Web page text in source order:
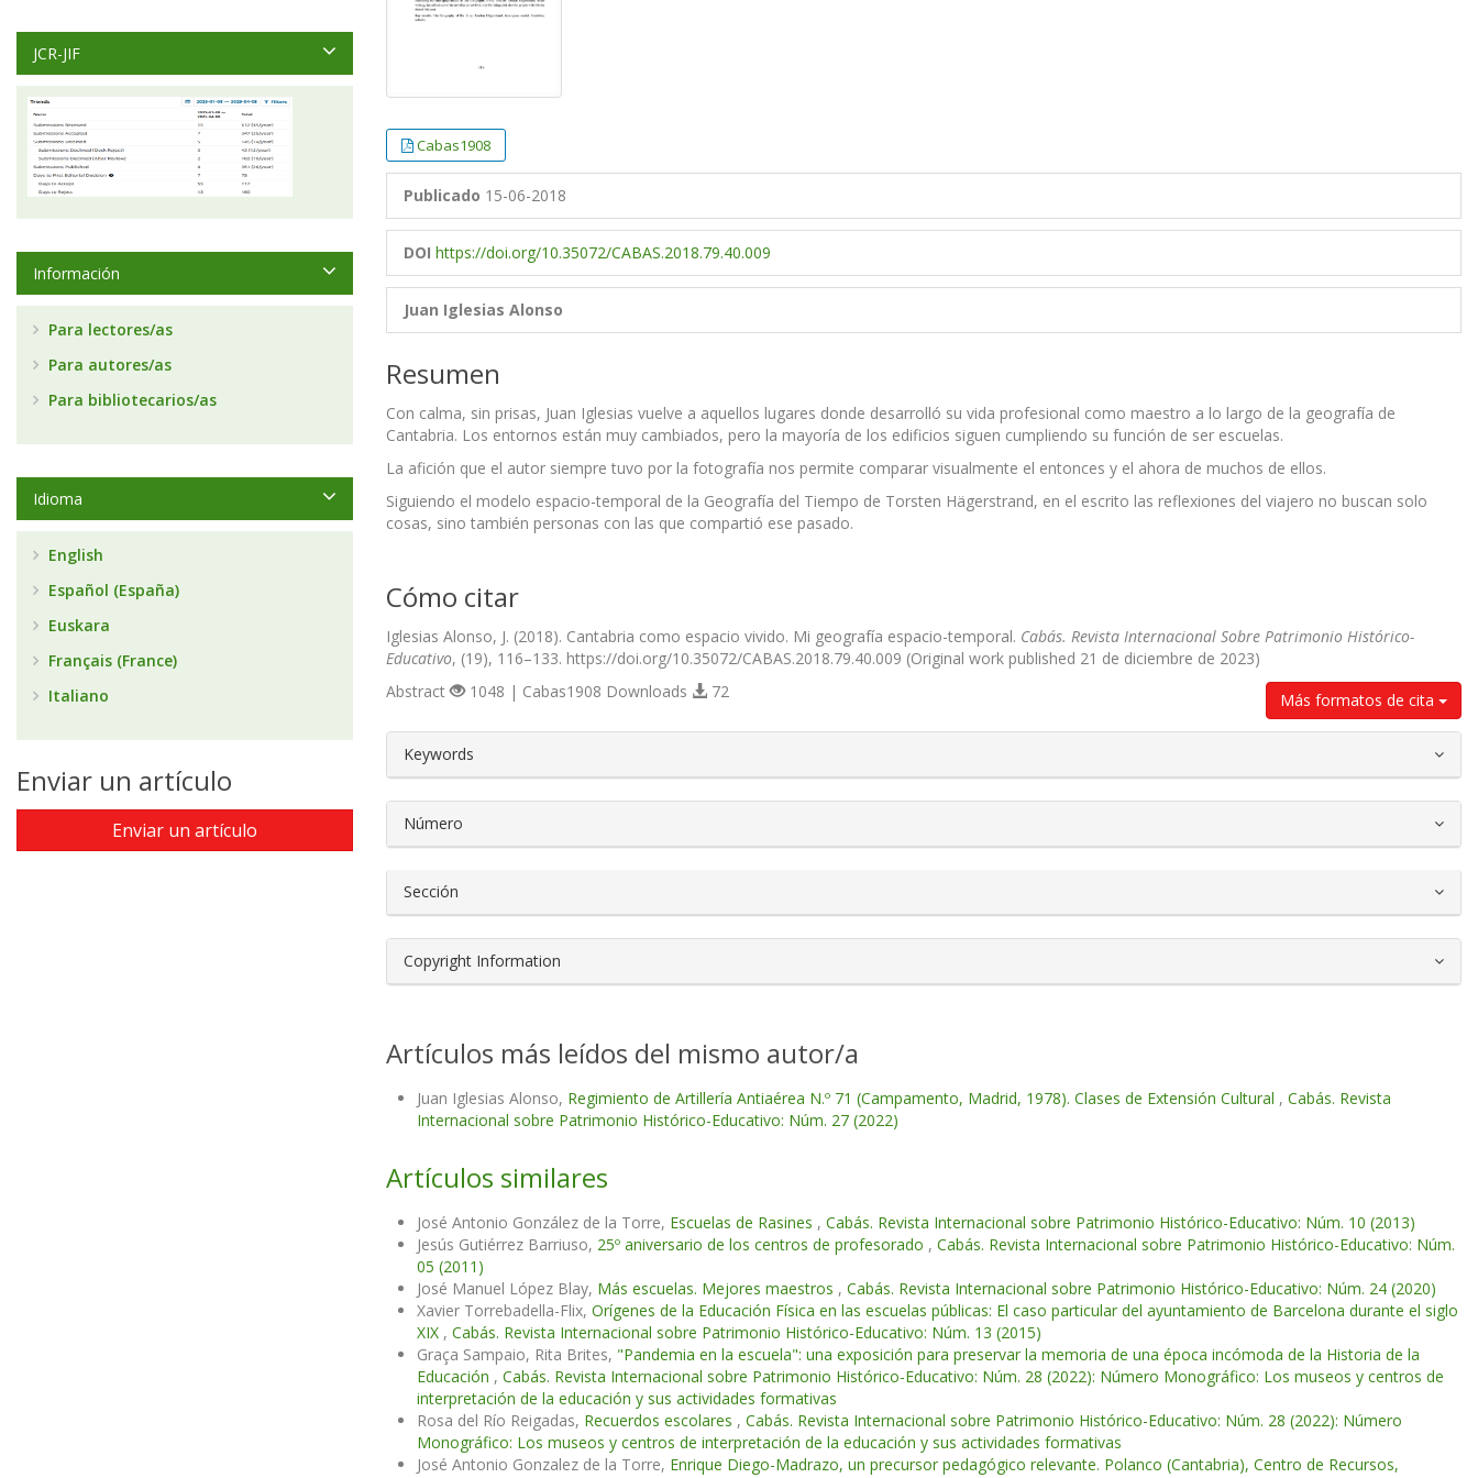
Cabas1908
Publicado 15-06-2018
DOI https://doi.org/10.35072/CABAS.2018.79.40.009
Juan Iglesias Alonso
Resumen
Con calma, sin prisas, Juan Iglesias vuelve a aquellos lugares donde desarrolló su vida profesional como maestro a lo largo de la geografía de
Cantabria. Los entornos están muy cambiados, pero la mayoría de los edificios siguen cumpliendo su función de ser escuelas.
La afición que el autor siempre tuvo por la fotografía nos permite comparar visualmente el entonces y el ahora de muchos de ellos.
Siguiendo el modelo espacio-temporal de la Geografía del Tiempo de Torsten Hägerstrand, en el escrito las reflexiones del viajero no buscan solo
cosas, sino también personas con las que compartió ese pasado.
Cómo citar
Iglesias Alonso, J. (2018). Cantabria como espacio vivido. Mi geografía espacio-temporal. Cabás. Revista Internacional Sobre Patrimonio Histórico-
Educativo, (19), 116–133. https://doi.org/10.35072/CABAS.2018.79.40.009 (Original work published 21 de diciembre de 2023)
Más formatos de cita
Abstract 1048 | Cabas1908 Downloads 72
##plugins.themes.bootstrap3.article.details##
Keywords
Número
Sección
Copyright Information
Artículos más leídos del mismo autor/a
Juan Iglesias Alonso, Regimiento de Artillería Antiaérea N.º 71 (Campamento, Madrid, 1978). Clases de Extensión Cultural , Cabás. Revista
Internacional sobre Patrimonio Histórico-Educativo: Núm. 27 (2022)
Artículos similares
José Antonio González de la Torre, Escuelas de Rasines , Cabás. Revista Internacional sobre Patrimonio Histórico-Educativo: Núm. 10 (2013)
Jesús Gutiérrez Barriuso, 25º aniversario de los centros de profesorado , Cabás. Revista Internacional sobre Patrimonio Histórico-Educativo: Núm.
05 (2011)
José Manuel López Blay, Más escuelas. Mejores maestros , Cabás. Revista Internacional sobre Patrimonio Histórico-Educativo: Núm. 24 (2020)
Xavier Torrebadella-Flix, Orígenes de la Educación Física en las escuelas públicas: El caso particular del ayuntamiento de Barcelona durante el siglo
XIX , Cabás. Revista Internacional sobre Patrimonio Histórico-Educativo: Núm. 13 (2015)
Graça Sampaio, Rita Brites, "Pandemia en la escuela": una exposición para preservar la memoria de una época incómoda de la Historia de la
Educación , Cabás. Revista Internacional sobre Patrimonio Histórico-Educativo: Núm. 28 (2022): Número Monográfico: Los museos y centros de
interpretación de la educación y sus actividades formativas
Rosa del Río Reigadas, Recuerdos escolares , Cabás. Revista Internacional sobre Patrimonio Histórico-Educativo: Núm. 28 (2022): Número
Monográfico: Los museos y centros de interpretación de la educación y sus actividades formativas
José Antonio Gonzalez de la Torre, Enrique Diego-Madrazo, un precursor pedagógico relevante. Polanco (Cantabria), Centro de Recursos,
JCR-JIF
Información
Para lectores/as
Para autores/as
Para bibliotecarios/as
Idioma
English
Español (España)
Euskara
Français (France)
Italiano
Enviar un artículo
Enviar un artículo